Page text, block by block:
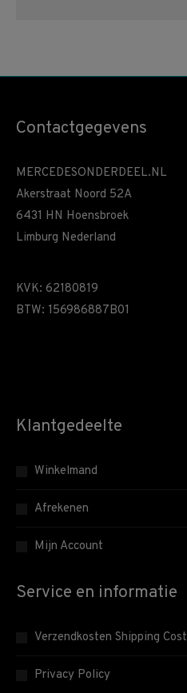
Contactgegevens
MERCEDESONDERDEEL.NL
Akerstraat Noord 52A
6431 HN Hoensbroek
Limburg Nederland
KVK: 62180819
BTW: 156986887B01
Klantgedeelte
Winkelmand
Afrekenen
Mijn Account
Service en informatie
Verzendkosten Shipping Cost
Privacy Policy